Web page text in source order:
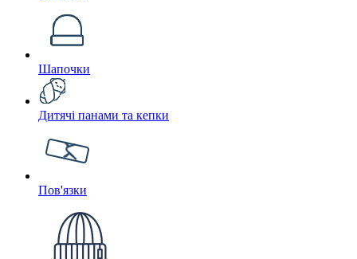
Шапочки
Дитячі панами та кепки
Пов'язки